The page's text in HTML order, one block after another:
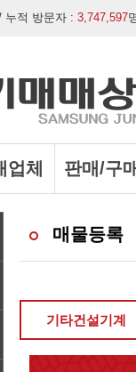
누적 방문자 : 3,747,597
체 판매/구
매물등록
기타건설기계